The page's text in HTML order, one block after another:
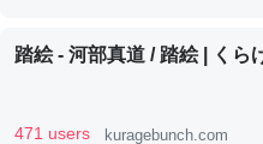
論文では「淡水はカルシウム
は」とあって面白い。海にい
チンを強化してる筈だが、酵素
踏絵 - 河部真道 / 踏絵 | くら
471 users kuragebunch.com